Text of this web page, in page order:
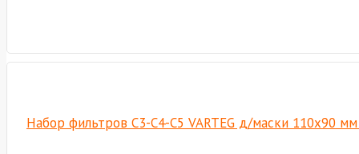
Набор фильтров С3-С4-С5 VARTEG д/маски 110х90